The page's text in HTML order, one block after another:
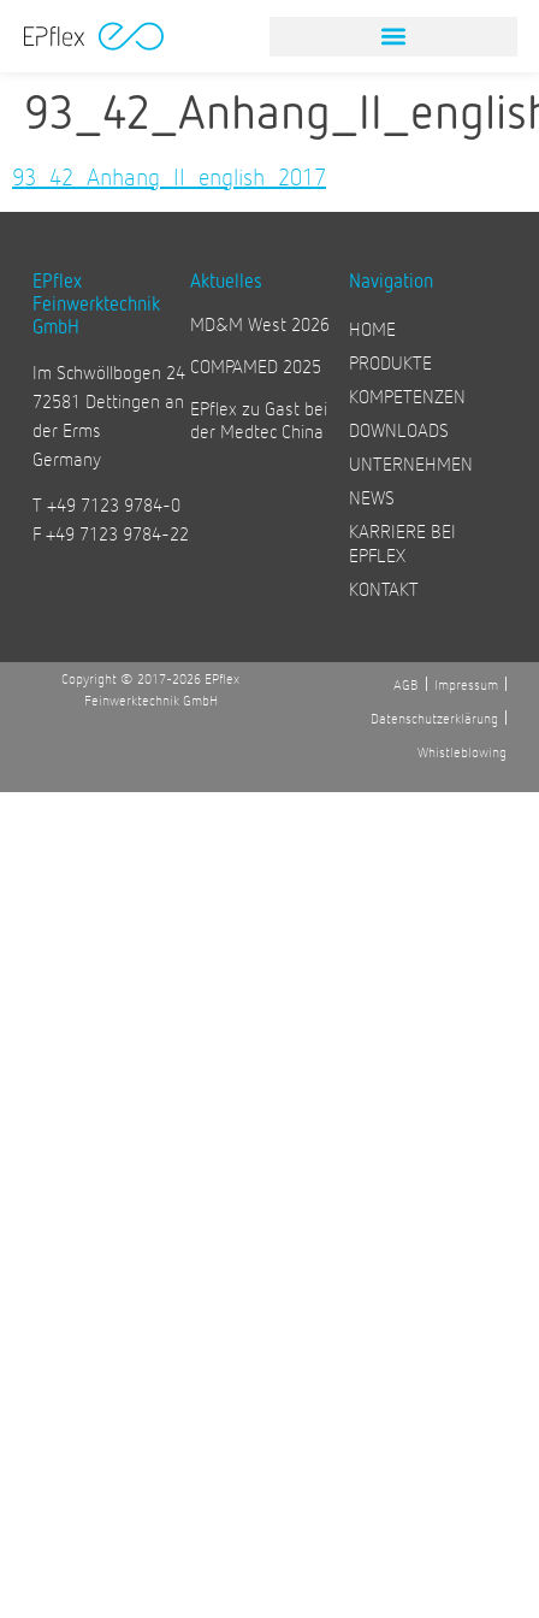
93_42_Anhang_II_english_2017
EPflex
Feinwerktechnik
GmbH
Im Schwöllbogen 24
72581 Dettingen an
der Erms
Germany
T +49 7123 9784-0
F +49 7123 9784-22
Aktuelles
MD&M West 2026
COMPAMED 2025
EPflex zu Gast bei
der Medtec China
Navigation
HOME
PRODUKTE
KOMPETENZEN
DOWNLOADS
UNTERNEHMEN
NEWS
KARRIERE BEI
EPFLEX
KONTAKT
Copyright © 2017-2026 EPflex
Feinwerktechnik GmbH
AGB
Impressum
Datenschutzerklärung
Whistleblowing